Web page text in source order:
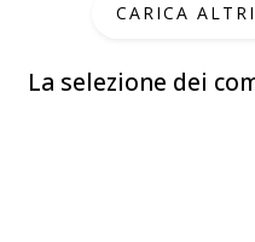
La selezione dei
CARICA